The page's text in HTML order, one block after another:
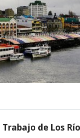
de Los